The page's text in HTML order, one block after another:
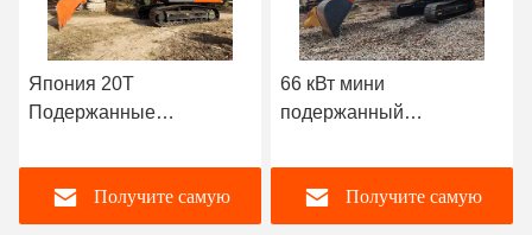
66 кВт мини
подержанный
Хитачи Zx120
Получите самую
5 тонны мини
компактный Hitachi
экскаваторы Backhoe
Hitachi Zx55Получите самую